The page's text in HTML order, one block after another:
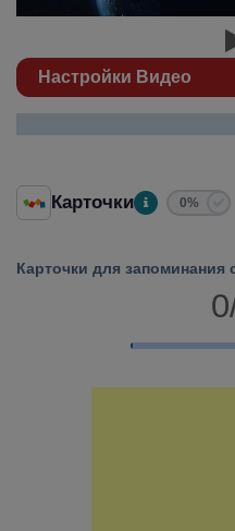
Настройки Видео
Карточки 0%
Карточки для